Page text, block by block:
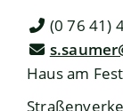
(0 76 41)
Haus am